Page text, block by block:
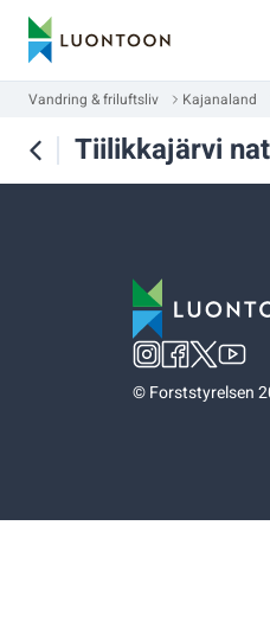
Vandring & friluftsliv Kajanaland
Tiilikkajärvi
©Forststyrelsen